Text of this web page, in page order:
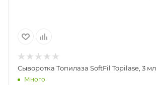
Сыворотка Топилаза SoftFil Topilase, 3 мл
Много